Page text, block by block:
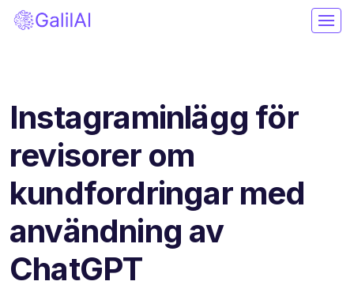
Instagraminlägg för
revisorer om
kundfordringar med
användning av
ChatGPT